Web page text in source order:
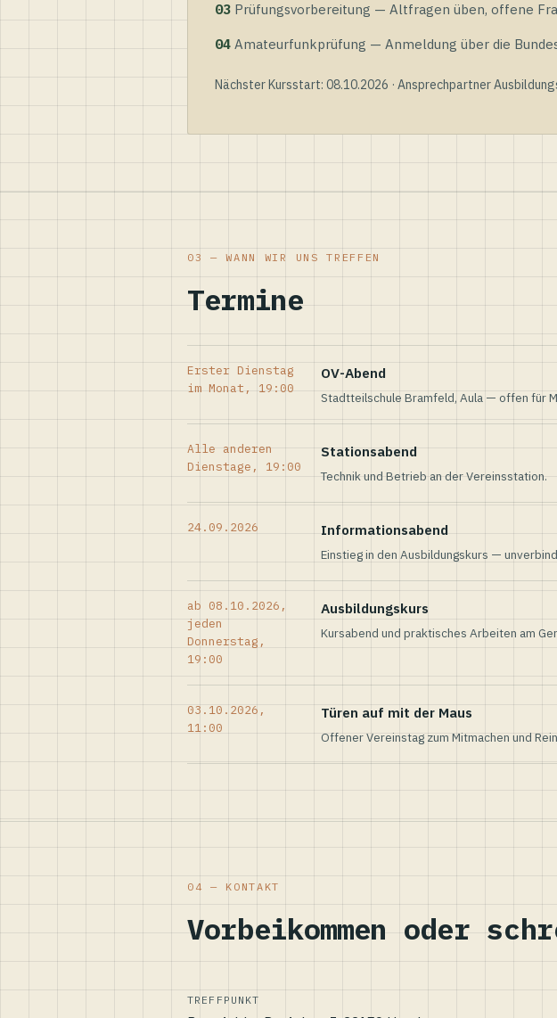
03 Prüfungsvorbereitung — Altfragen üben, offene
04 Amateurfunkprüfung — Anmeldung über die
Nächster Kursstart: 08.10.2026 · Ansprechpartner
03 — WANN WIR UNS TREFFEN
Termine
Erster Dienstag
im Monat, 19:00
OV-Abend
Stadtteilschule Bramfeld, Aula — offen für
Alle anderen
Dienstage, 19:00
Stationsabend
Technik und Betrieb an der Vereinsstation.
24.09.2026 Informationsabend
Einstieg in den Ausbildungskurs —
ab 08.10.2026,
jeden
Donnerstag,
19:00
Ausbildungskurs
Kursabend und praktisches Arbeiten am
03.10.2026,
11:00
Türen auf mit der Maus
Offener Vereinstag zum Mitmachen und
04 — KONTAKT
Vorbeikommen oder
TREFFPUNKT